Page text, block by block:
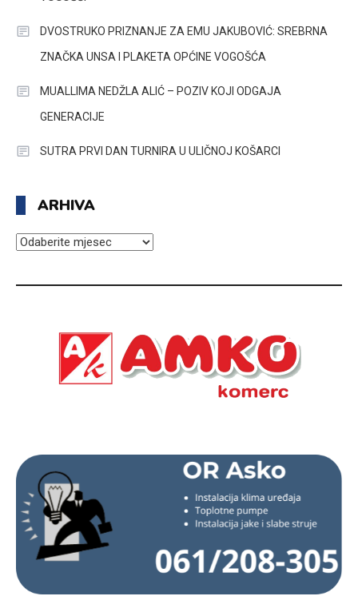
DVOSTRUKO PRIZNANJE ZA EMU JAKUBOVIĆ: SREBRNA
ZNAČKA UNSA I PLAKETA OPĆINE VOGOŠĆA
MUALLIMA NEDŽLA ALIĆ – POZIV KOJI ODGAJA
GENERACIJE
SUTRA PRVI DAN TURNIRA U ULIČNOJ KOŠARCI
ARHIVA
ARHIVA